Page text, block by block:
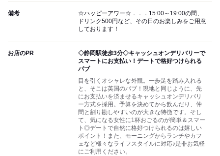
備考
☆ハッピーアワー☆．．．15:00～19:00の間、
ドリンク500円など、その日のお楽しみをご用意
しております！
お店のPR
◇静岡駅徒歩3分◇キャッシュオンデリバリーで
スマートにお支払い！デートで格好つけられる
パブ
目を引くオシャレな外観。一歩足を踏み入れる
と、そこは英国のパブ！現地と同じように、先
にお支払いを済ませるキャッシュオンデリバリ
ー方式を採用。予算を決めてから飲んだり、仲
間と割り勘しやすいのが大きな特徴です。そし
て、気になる女性に1杯おごるのが簡単＆スマー
ト◎デートで自然に格好つけられるのは嬉しい
ポイント！また、モーニングからランチやカフ
ェなど様々なライフスタイルに対応♪是非お気軽
にご利用ください。